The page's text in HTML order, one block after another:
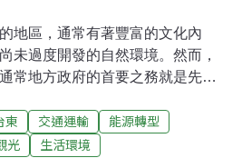
地區，通常有著豐富的文化內
未過度開發的自然環境。然而，
常地方政府的首要之務就是先破
咎於觀光供給面的功能元素，包
交通運輸、服務系統、行銷宣
東 交通運輸
能源轉型
光 生活環境